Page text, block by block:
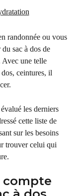
randonnée ou vous
sac à dos de
Avec une telle
ceintures, il
les derniers
cette liste de
sur les besoins
trouver celui qui
compte